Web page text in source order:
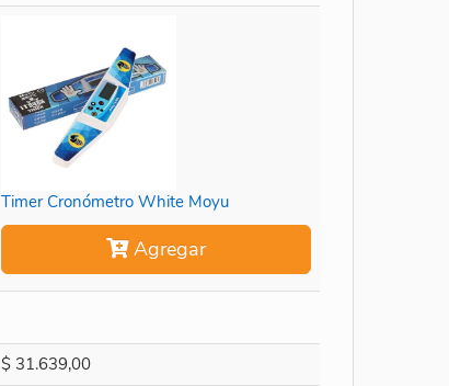
Timer Cronómetro White Moyu
Agregar
$ 31.639,00